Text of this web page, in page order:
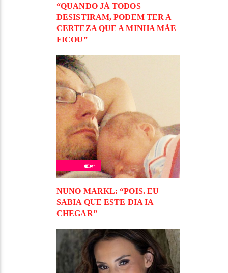
“QUANDO JÁ TODOS
DESISTIRAM, PODEM TER A
CERTEZA QUE A MINHA MÃE
FICOU”
NUNO MARKL: “POIS. EU
SABIA QUE ESTE DIA IA
CHEGAR”